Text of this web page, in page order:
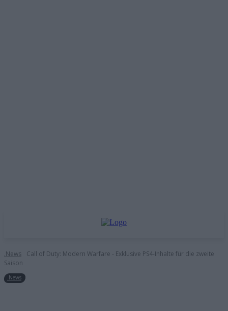
.News
Call of Duty: Modern Warfare - Exklusive PS4-Inhalte für die zweite
Saison
.News